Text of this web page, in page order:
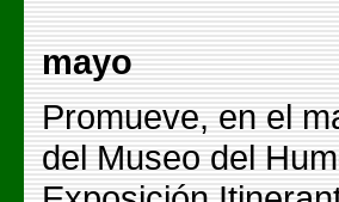
mayo
Promueve, en el
del Museo del